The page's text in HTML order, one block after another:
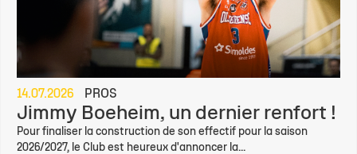
14.07.2026 PROS
Jimmy Boeheim, un dernier renfort !
Pour finaliser la construction de son effectif pour la saison
2026/2027, le Club est heureux d'annoncer la...